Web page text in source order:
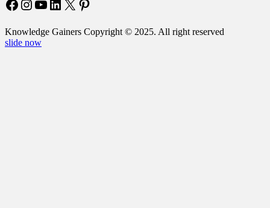
Facebook
Instagram
YouTube
LinkedIn
X Pinterest
Knowledge Gainers Copyright © 2025. All right reserved
slide now